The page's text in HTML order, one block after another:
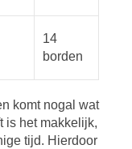
14
borden
komt nogal wat
is het makkelijk,
tijd. Hierdoor